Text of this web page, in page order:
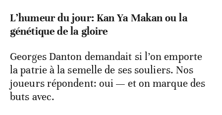
L’humeur du jour: Kan Ya Makan ou la
génétique de la gloire
Georges Danton demandait si l’on emporte
la patrie à la semelle de ses souliers. Nos
joueurs répondent: oui — et on marque des
buts avec.